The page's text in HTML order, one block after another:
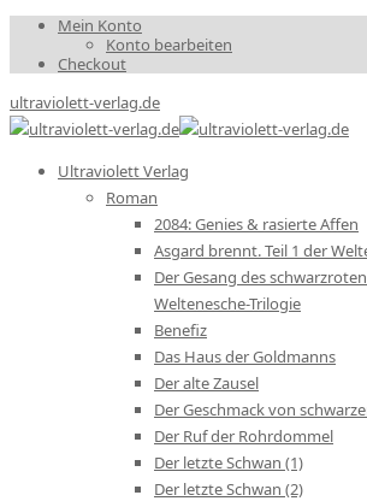
Mein Konto
Konto bearbeiten
Checkout
ultraviolett-verlag.de
Ultraviolett Verlag
Roman
2084: Genies & rasierte Affen
Asgard brennt. Teil 1 der
Der Gesang des
Weltenesche-Trilogie
Benefiz
Das Haus der Goldmanns
Der alte Zausel
Der Geschmack von
Der Ruf der Rohrdommel
Der letzte Schwan (1)
Der letzte Schwan (2)